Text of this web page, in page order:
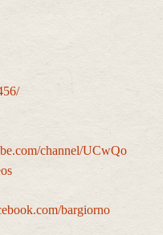
channel/UCwQo
bargiorno